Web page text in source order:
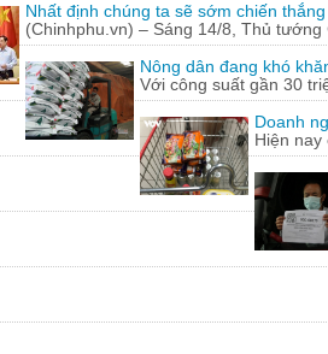
Nhất định chúng ta sẽ sớm chiến
(Chinhphu.vn) – Sáng 14/8, Thủ
Nông dân đang khó
Với công suất gần 30
Doanh
Hiện